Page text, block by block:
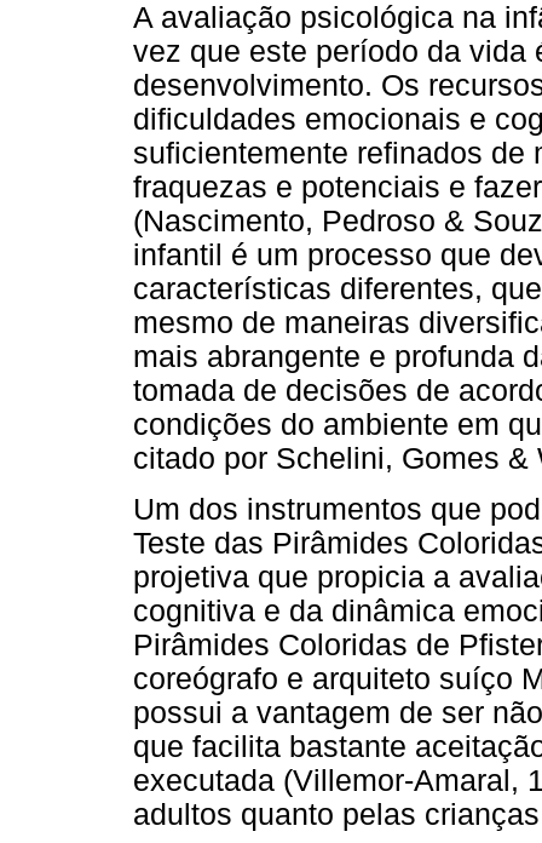
A avaliação psicológica na
vez que este período da vida
desenvolvimento. Os
dificuldades emocionais e
suficientemente refinados de
fraquezas e potenciais e
(Nascimento, Pedroso &
infantil é um processo que
características diferentes,
mesmo de maneiras
mais abrangente e profunda
tomada de decisões de
condições do ambiente em
citado por Schelini, Gomes &
Um dos instrumentos que
Teste das Pirâmides
projetiva que propicia a
cognitiva e da dinâmica
Pirâmides Coloridas de
coreógrafo e arquiteto suíço
possui a vantagem de ser
que facilita bastante
executada (Villemor-Amaral,
adultos quanto pelas